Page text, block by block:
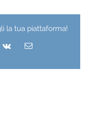
la tua piattaforma!
Vk Email